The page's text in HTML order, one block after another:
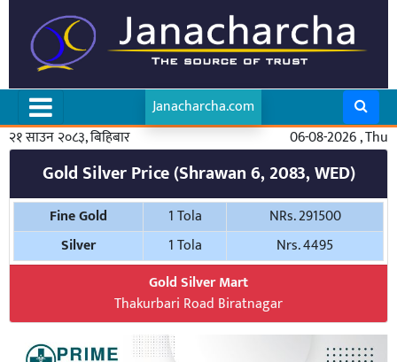
Janacharcha.com
२१ साउन २०८३, बिहिबार
06-08-2026 , Thu
Gold Silver Price (Shrawan 6, 2083, WED)
Fine Gold 1 Tola
NRs. 291500
Silver
1 Tola
Nrs. 4495
Gold Silver Mart
Thakurbari Road Biratnagar